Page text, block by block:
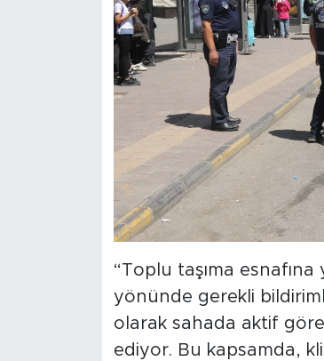
“Toplu taşıma esnafına
yönünde gerekli
olarak sahada aktif
ediyor. Bu kapsamda,